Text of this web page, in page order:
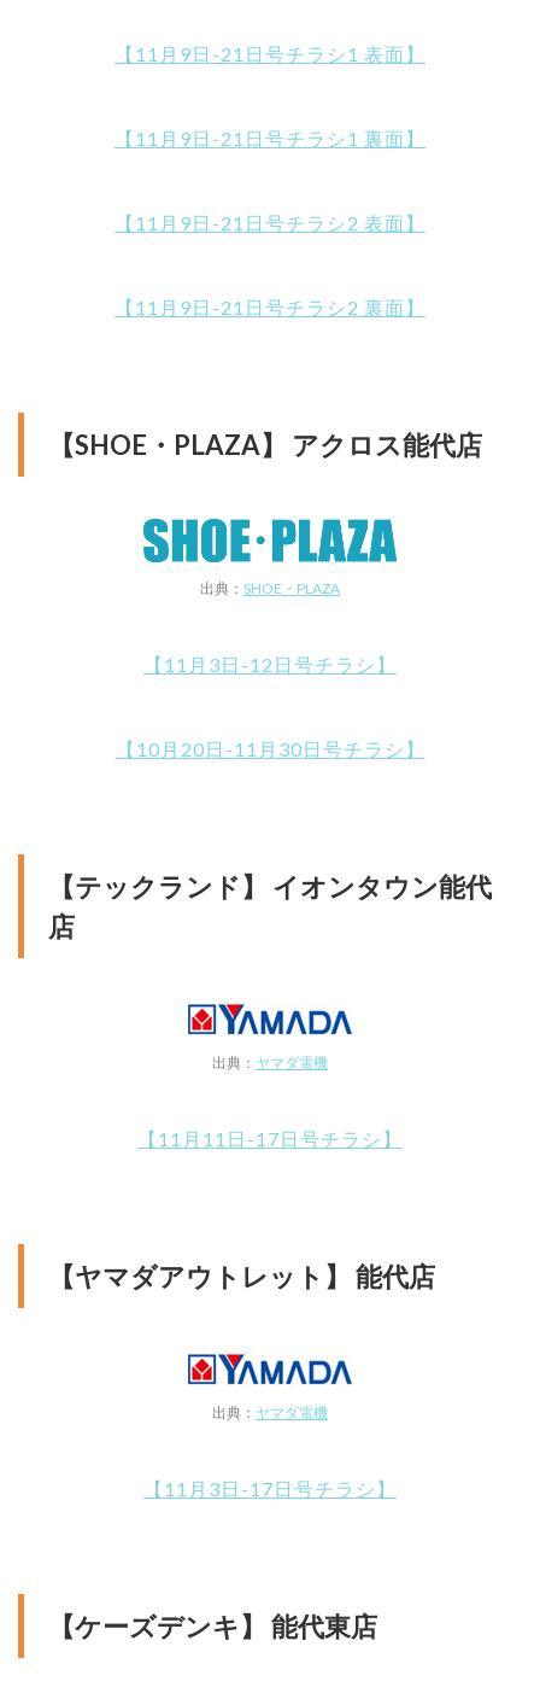
【11月9日-21日号チラシ1 表面】
【11月9日-21日号チラシ1 裏面】
【11月9日-21日号チラシ2 表面】
【11月9日-21日号チラシ2 裏面】
【SHOE・PLAZA】 アクロス能代店
出典： SHOE・PLAZA
【11月3日-12日号チラシ】
【10月20日-11月30日号チラシ】
【テックランド】 イオンタウン能代
店
出典： ヤマダ電機
【11月11日-17日号チラシ】
【ヤマダアウトレット】 能代店
出典： ヤマダ電機
【11月3日-17日号チラシ】
【ケーズデンキ】 能代東店